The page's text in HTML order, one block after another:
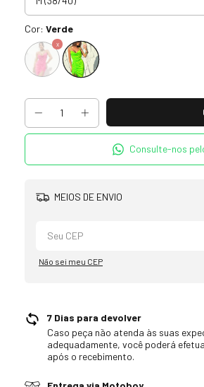
Cor: Verde
Consulte-nos
MEIOS DE ENVIO
Não sei meu CEP
7 Dias para devolver
Caso peça não atenda às suas
adequadamente, você poderá
após o recebimento.